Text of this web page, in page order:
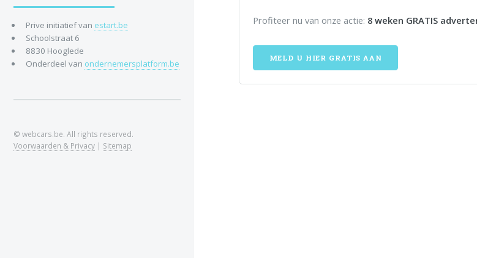
Profiteer nu van onze actie: 8 weken GRATIS
MELD U HIER GRATIS AAN
Prive initiatief van estart.be
Schoolstraat 6
8830 Hooglede
Onderdeel van ondernemersplatform.be
© webcars.be. All rights reserved.
Voorwaarden & Privacy | Sitemap